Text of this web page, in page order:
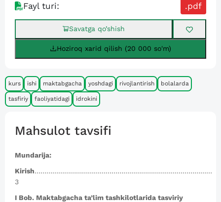
Fayl turi:
.pdf
Savatga qo’shish
Hoziroq xarid qilish (20 000 so'm)
kurs ishi maktabgacha yoshdagi rivojlantirish bolalarda
tasfiriy faoliyatidagi idrokini
Mahsulot tavsifi
Mundarija:
Kirish………………………………………………………………………………
3
I Bob. Maktabgacha ta’lim tashkilotlarida tasviriy